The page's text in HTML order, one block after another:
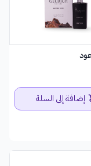
إضافة إلى السلة